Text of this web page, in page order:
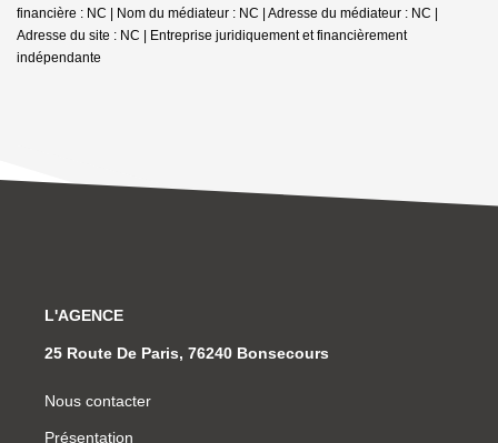
financière : NC | Nom du médiateur : NC | Adresse du médiateur : NC |
Adresse du site : NC | Entreprise juridiquement et financièrement
indépendante
L'AGENCE
25 Route De Paris, 76240 Bonsecours
Nous contacter
Présentation